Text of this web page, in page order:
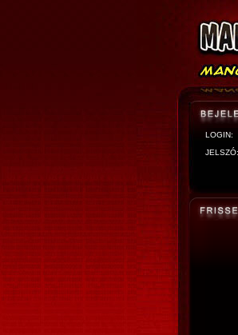
LOGIN:
JELSZÓ: